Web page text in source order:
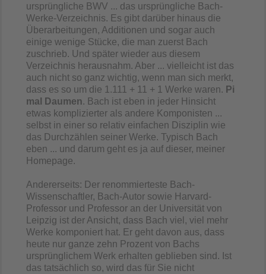
ursprüngliche BWV ... das ursprüngliche Bach-
Werke-Verzeichnis. Es gibt darüber hinaus die
Überarbeitungen, Additionen und sogar auch
einige wenige Stücke, die man zuerst Bach
zuschrieb. Und später wieder aus diesem
Verzeichnis herausnahm. Aber ... vielleicht ist das
auch nicht so ganz wichtig, wenn man sich merkt,
dass es so um die 1.111 + 11 + 1 Werke waren. Pi
mal Daumen. Bach ist eben in jeder Hinsicht
etwas komplizierter als andere Komponisten ...
selbst in einer so relativ einfachen Disziplin wie
das Durchzählen seiner Werke. Typisch Bach
eben ... und darum geht es ja auf dieser, meiner
Homepage.
Andererseits: Der renommierteste Bach-
Wissenschaftler, Bach-Autor sowie Harvard-
Professor und Professor an der Universität von
Leipzig ist der Ansicht, dass Bach viel, viel mehr
Werke komponiert hat. Er geht davon aus, dass
heute nur ganze zehn Prozent von Bachs
ursprünglichem Werk erhalten geblieben sind. Ist
das tatsächlich so, wird das für Sie nicht